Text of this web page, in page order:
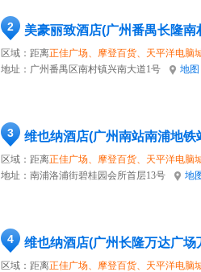
2 美豪丽致酒店(广州番禺长隆南
区域：距离正佳广场、摩登百货、天平洋电脑
地址： 广州番禺区南村镇兴南大道1号 地图
3 维也纳酒店(广州南站南浦地铁
区域：距离正佳广场、摩登百货、天平洋电脑
地址： 南浦洛浦街碧桂园会所首层13号 地
4 维也纳酒店(广州长隆万达广场
区域：距离正佳广场、摩登百货、天平洋电脑